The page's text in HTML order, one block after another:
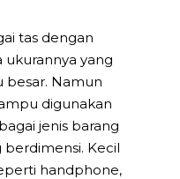
tas dengan
yang
besar. Namun
digunakan
jenis barang
berdimensi. Kecil
handphone,